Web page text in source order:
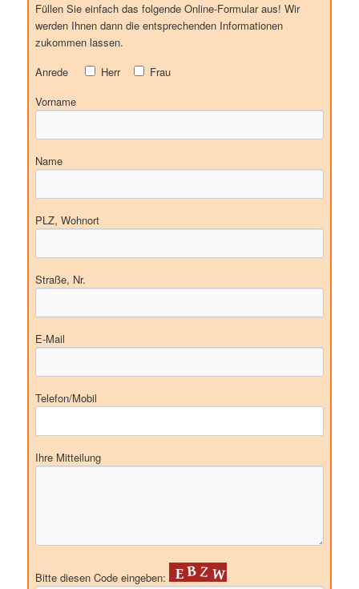
Füllen Sie einfach das folgende Online-Formular aus! Wir
werden Ihnen dann die entsprechenden Informationen
zukommen lassen.
Anrede
Herr
Frau
Vorname
Name
PLZ, Wohnort
Straße, Nr.
E-Mail
Telefon/Mobil
Ihre Mitteilung
Bitte diesen Code eingeben: